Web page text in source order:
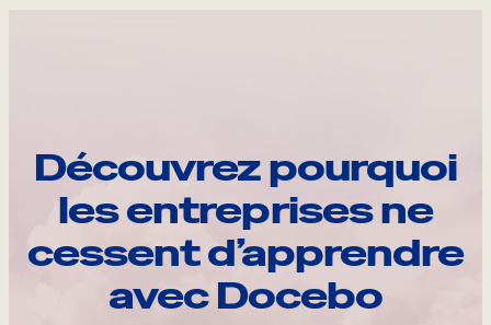
Découvrez pourquoi
les entreprises ne
cessent d’apprendre
avec Docebo